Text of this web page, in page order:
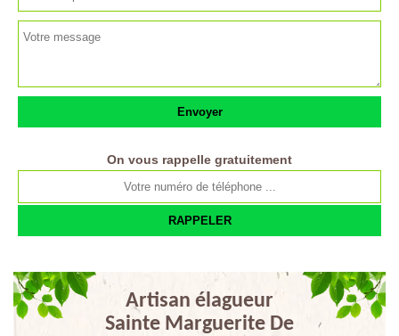
On vous rappelle gratuitement
Artisan élagueur
Sainte Marguerite De